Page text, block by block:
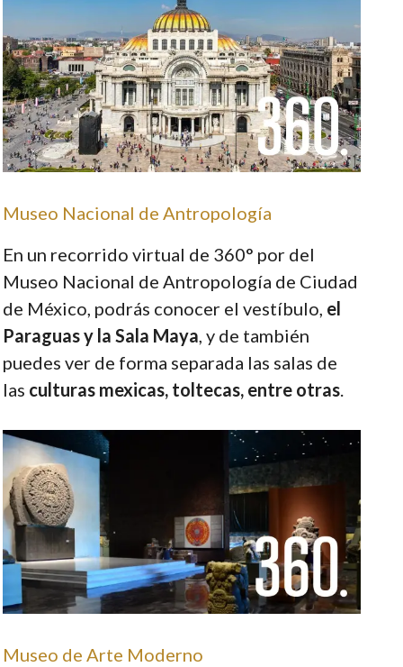
Museo Nacional de Antropología
En un recorrido virtual de 360° por del
Museo Nacional de Antropología de Ciudad
de México, podrás conocer el vestíbulo, el
Paraguas y la Sala Maya, y de también
puedes ver de forma separada las salas de
las culturas mexicas, toltecas, entre otras.
Museo de Arte Moderno